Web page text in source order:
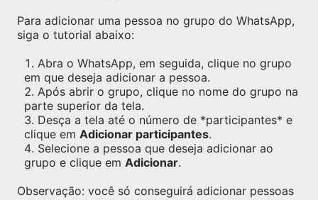
Para adicionar uma pessoa no grupo do WhatsApp,
siga o tutorial abaixo:
Abra o WhatsApp, em seguida, clique no grupo
em que deseja adicionar a pessoa.
Após abrir o grupo, clique no nome do grupo na
parte superior da tela.
Desça a tela até o número de *participantes* e
clique em Adicionar participantes.
Selecione a pessoa que deseja adicionar ao
grupo e clique em Adicionar.
Observação: você só conseguirá adicionar pessoas